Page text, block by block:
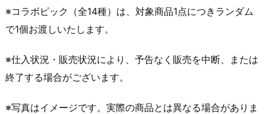
※コラボピック（全14種）は、対象商品1点につきランダム
で1個お渡しいたします。
※仕入状況・販売状況により、予告なく販売を中断、または
終了する場合がございます。
※写真はイメージです。実際の商品とは異なる場合がありま